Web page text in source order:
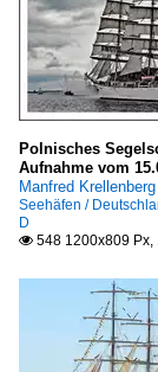
Polnisches
Aufnahme vom
Manfred Krellenberg
Seehäfen /
D
 548 1200x809 Px,